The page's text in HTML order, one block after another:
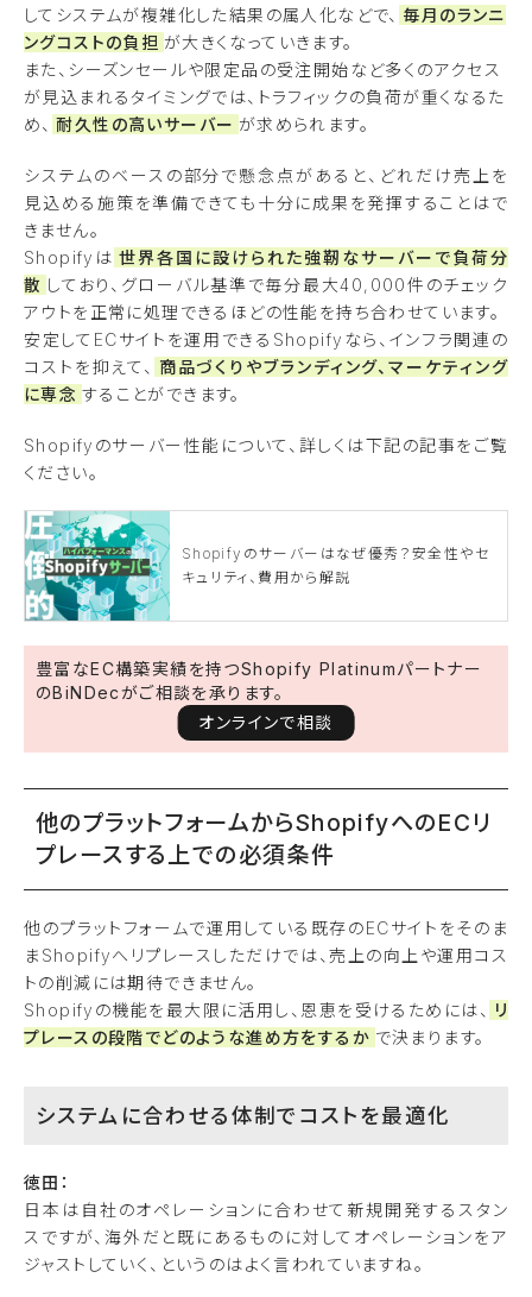
してシステムが複雑化した結果の属人化などで、 毎月のランニ
ングコストの負担 が大きくなっていきます。
また、シーズンセールや限定品の受注開始など多くのアクセス
が見込まれるタイミングでは、トラフィックの負荷が重くなるた
め、 耐久性の高いサーバー が求められます。
システムのベースの部分で懸念点があると、どれだけ売上を
見込める施策を準備できても十分に成果を発揮することはで
きません。
Shopifyは 世界各国に設けられた強靭なサーバーで負荷分
散 しており、グローバル基準で毎分最大40,000件のチェック
アウトを正常に処理できるほどの性能を持ち合わせています。
安定してECサイトを運用できるShopifyなら、インフラ関連の
コストを抑えて、 商品づくりやブランディング、マーケティング
に専念 することができます。
Shopifyのサーバー性能について、詳しくは下記の記事をご覧
ください。
Shopifyのサーバーはなぜ優秀？安全性やセ
キュリティ、費用から解説
豊富なEC構築実績を持つShopify Platinumパートナー
のBiNDecがご相談を承ります。
オンラインで相談
他のプラットフォームからShopifyへのECリ
プレースする上での必須条件
他のプラットフォームで運用している既存のECサイトをそのま
まShopifyへリプレースしただけでは、売上の向上や運用コス
トの削減には期待できません。
Shopifyの機能を最大限に活用し、恩恵を受けるためには、 リ
プレースの段階でどのような進め方をするか で決まります。
システムに合わせる体制でコストを最適化
徳田：
日本は自社のオペレーションに合わせて新規開発するスタン
スですが、海外だと既にあるものに対してオペレーションをア
ジャストしていく、というのはよく言われていますね。